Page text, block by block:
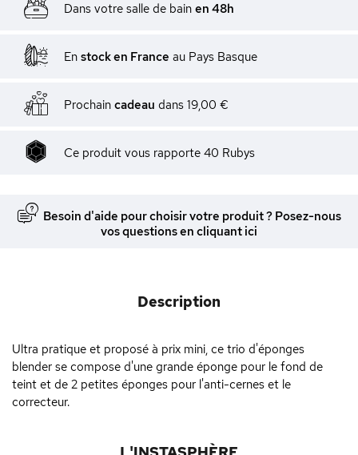
Dans votre salle de bain en 48h
En stock en France au Pays Basque
Prochain cadeau dans 19,00 €
Ce produit vous rapporte 40 Rubys
Besoin d'aide pour choisir votre produit ? Posez-nous
vos questions en cliquant ici
Description
Ultra pratique et proposé à prix mini, ce trio d'éponges
blender se compose d'une grande éponge pour le fond de
teint et de 2 petites éponges pour l'anti-cernes et le
correcteur.